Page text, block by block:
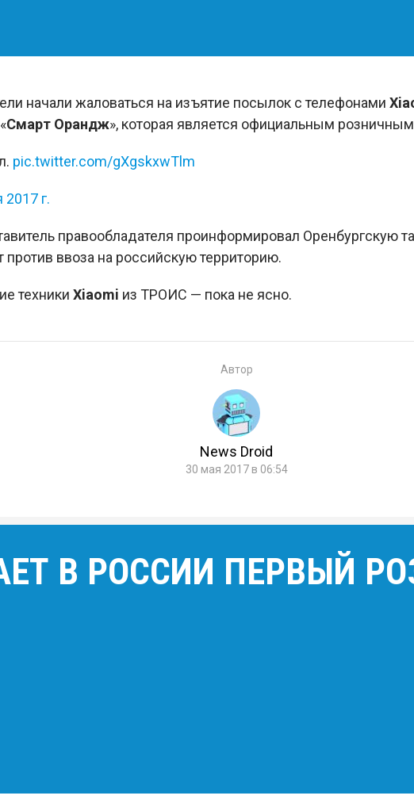
начали жаловаться на изъятие посылок с телефонами
Смарт Орандж», которая является официальным
pic.twitter.com/gXgskxwTlm
2017 г.
правообладателя проинформировал Оренбургскую
против ввоза на российскую территорию.
техники Xiaomi из ТРОИС — пока не ясно.
Автор
News Droid
30 мая 2017 в 06:54
В РОССИИ ПЕРВЫЙ